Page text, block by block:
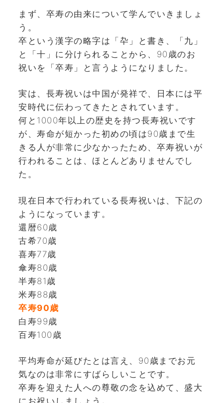
まず、卒寿の由来について学んでいきましょ
う。
卒という漢字の略字は「卆」と書き、「九」
と「十」に分けられることから、90歳のお
祝いを「卒寿」と言うようになりました。
実は、長寿祝いは中国が発祥で、日本には平
安時代に伝わってきたとされています。
何と1000年以上の歴史を持つ長寿祝いです
が、寿命が短かった初めの頃は90歳まで生
きる人が非常に少なかったため、卒寿祝いが
行われることは、ほとんどありませんでし
た。
現在日本で行われている長寿祝いは、下記の
ようになっています。
還暦60歳
古希70歳
喜寿77歳
傘寿80歳
半寿81歳
米寿88歳
卒寿90歳
白寿99歳
百寿100歳
平均寿命が延びたとは言え、90歳までお元
気なのは非常にすばらしいことです。
卒寿を迎えた人への尊敬の念を込めて、盛大